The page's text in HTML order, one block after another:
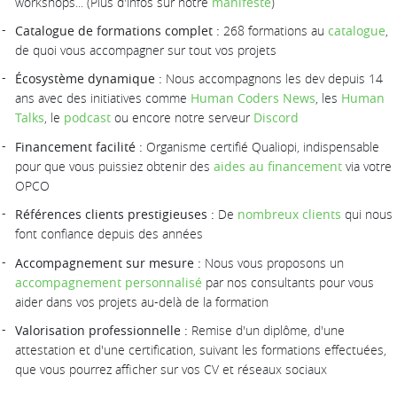
Catalogue de formations complet : 268 formations au catalogue,
de quoi vous accompagner sur tout vos projets
Écosystème dynamique : Nous accompagnons les dev depuis 14
ans avec des initiatives comme Human Coders News, les Human
Talks, le podcast ou encore notre serveur Discord
Financement facilité : Organisme certifié Qualiopi, indispensable
pour que vous puissiez obtenir des aides au financement via votre
OPCO
Références clients prestigieuses : De nombreux clients qui nous
font confiance depuis des années
Accompagnement sur mesure : Nous vous proposons un
accompagnement personnalisé par nos consultants pour vous
aider dans vos projets au-delà de la formation
Valorisation professionnelle : Remise d'un diplôme, d'une
attestation et d'une certification, suivant les formations effectuées,
que vous pourrez afficher sur vos CV et réseaux sociaux